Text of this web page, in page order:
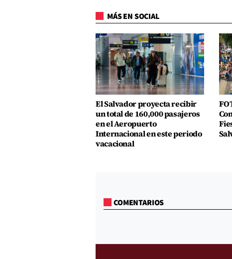
MÁS EN SOCIAL
El Salvador proyecta recibir
un total de 160,000 pasajeros
en el Aeropuerto
Internacional en este periodo
vacacional
COMENTARIOS